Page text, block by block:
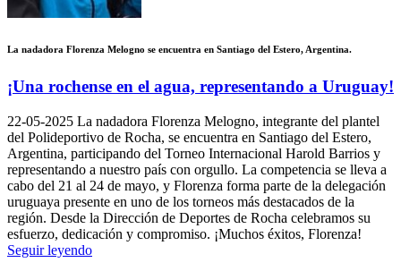
La nadadora Florenza Melogno se encuentra en Santiago del Estero, Argentina.
¡Una rochense en el agua, representando a Uruguay!
22-05-2025 La nadadora Florenza Melogno, integrante del plantel
del Polideportivo de Rocha, se encuentra en Santiago del Estero,
Argentina, participando del Torneo Internacional Harold Barrios y
representando a nuestro país con orgullo. La competencia se lleva a
cabo del 21 al 24 de mayo, y Florenza forma parte de la delegación
uruguaya presente en uno de los torneos más destacados de la
región. Desde la Dirección de Deportes de Rocha celebramos su
esfuerzo, dedicación y compromiso. ¡Muchos éxitos, Florenza!
Seguir leyendo